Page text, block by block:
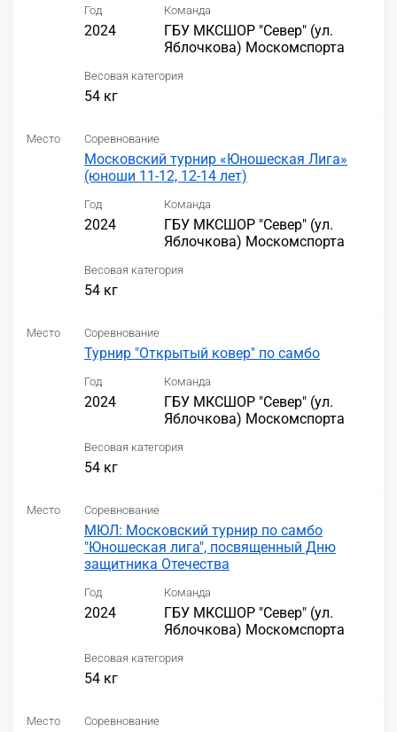
Год
2024
Команда
ГБУ МКСШОР "Север" (ул.
Яблочкова) Москомспорта
Весовая категория
54 кг
Место Соревнование
Московский турнир «Юношеская Лига»
(юноши 11-12, 12-14 лет)
Год
2024
Команда
ГБУ МКСШОР "Север" (ул.
Яблочкова) Москомспорта
Весовая категория
54 кг
Место Соревнование
Турнир "Открытый ковер" по самбо
Год
2024
Команда
ГБУ МКСШОР "Север" (ул.
Яблочкова) Москомспорта
Весовая категория
54 кг
Место Соревнование
МЮЛ: Московский турнир по самбо
"Юношеская лига", посвященный Дню
защитника Отечества
Год
2024
Команда
ГБУ МКСШОР "Север" (ул.
Яблочкова) Москомспорта
Весовая категория
54 кг
Место Соревнование